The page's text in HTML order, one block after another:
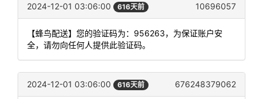
2024-12-01 03:06:00 616天前 10696057
【蜂鸟配送】您的验证码为：956263，为保证账户安
全，请勿向任何人提供此验证码。
2024-12-01 03:06:00 616天前 676248379062